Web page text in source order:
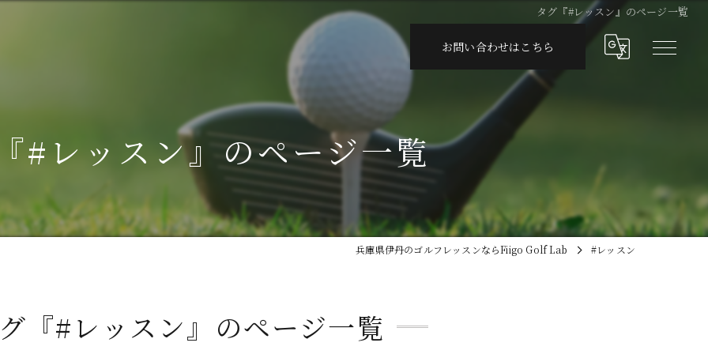
タグ『#レッスン』のページ一覧
お問い合わせはこちら
#レッスン』のページ一覧
兵庫県伊丹のゴルフレッスンならFiigo Golf Lab #レッスン
『#レッスン』のページ一覧